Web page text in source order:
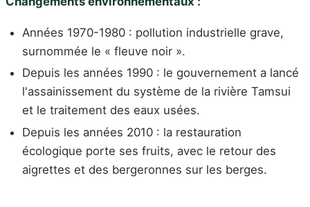
Années 1970-1980 : pollution industrielle grave,
surnommée le « fleuve noir ».
Depuis les années 1990 : le gouvernement a lancé
l'assainissement du système de la rivière Tamsui
et le traitement des eaux usées.
Depuis les années 2010 : la restauration
écologique porte ses fruits, avec le retour des
aigrettes et des bergeronnes sur les berges.